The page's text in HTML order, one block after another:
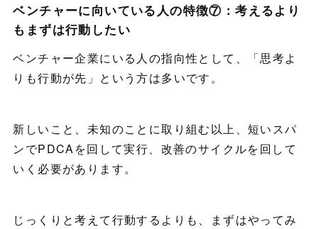
ベンチャーに向いている人の特徴⑦：考えるより
もまずは行動したい
ベンチャー企業にいる人の指向性として、「思考よ
りも行動が先」という方は多いです。
新しいこと、未知のことに取り組む以上、短いスパ
ンでPDCAを回して実行、改善のサイクルを回して
いく必要があります。
じっくりと考えて行動するよりも、まずはやってみ